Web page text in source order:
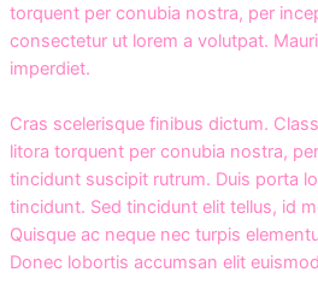
torquent per conubia nostra, per
consectetur ut lorem a volutpat.
imperdiet.
Cras scelerisque finibus dictum.
litora torquent per conubia nostra,
tincidunt suscipit rutrum. Duis porta
tincidunt. Sed tincidunt elit tellus, id
Quisque ac neque nec turpis
Donec lobortis accumsan elit